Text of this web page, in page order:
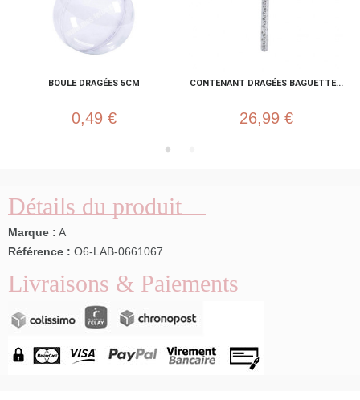
BOULE DRAGÉES 5CM
0,49 €
CONTENANT DRAGÉES BAGUETTE...
26,99 €
Détails du produit
Marque : A
Référence : O6-LAB-0661067
Livraisons & Paiements